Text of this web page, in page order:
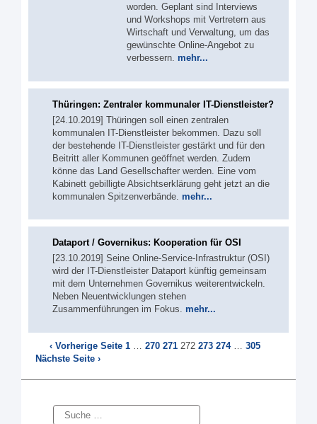
worden. Geplant sind Interviews
und Workshops mit Vertretern aus
Wirtschaft und Verwaltung, um das
gewünschte Online-Angebot zu
verbessern. mehr...
Thüringen: Zentraler kommunaler IT-Dienstleister?
[24.10.2019] Thüringen soll einen zentralen
kommunalen IT-Dienstleister bekommen. Dazu soll
der bestehende IT-Dienstleister gestärkt und für den
Beitritt aller Kommunen geöffnet werden. Zudem
könne das Land Gesellschafter werden. Eine vom
Kabinett gebilligte Absichtserklärung geht jetzt an die
kommunalen Spitzenverbände. mehr...
Dataport / Governikus: Kooperation für OSI
[23.10.2019] Seine Online-Service-Infrastruktur (OSI)
wird der IT-Dienstleister Dataport künftig gemeinsam
mit dem Unternehmen Governikus weiterentwickeln.
Neben Neuentwicklungen stehen
Zusammenführungen im Fokus. mehr...
‹ Vorherige Seite 1 270 271 272 273 274
305
Nächste Seite ›
Suche